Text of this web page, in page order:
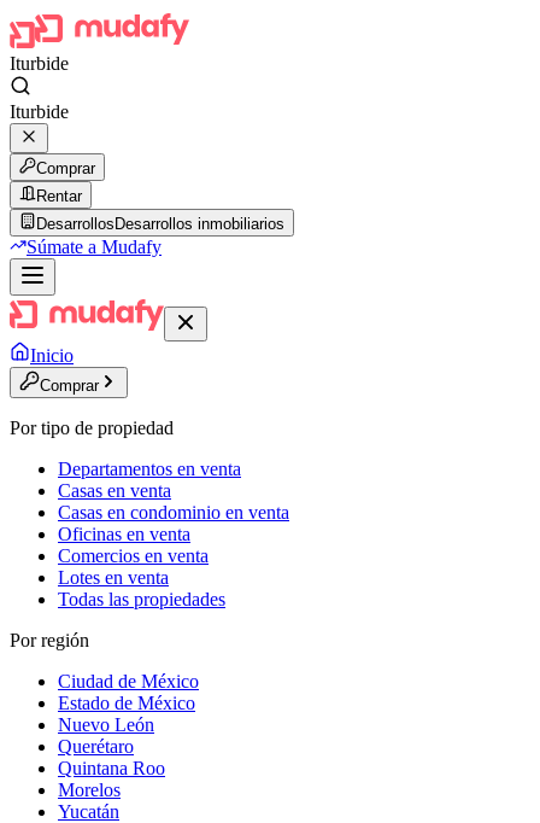
Iturbide
Iturbide
Comprar
Rentar
Desarrollos Desarrollos inmobiliarios
Súmate a Mudafy
Inicio
Comprar
Por tipo de propiedad
Departamentos en venta
Casas en venta
Casas en condominio en venta
Oficinas en venta
Comercios en venta
Lotes en venta
Todas las propiedades
Por región
Ciudad de México
Estado de México
Nuevo León
Querétaro
Quintana Roo
Morelos
Yucatán